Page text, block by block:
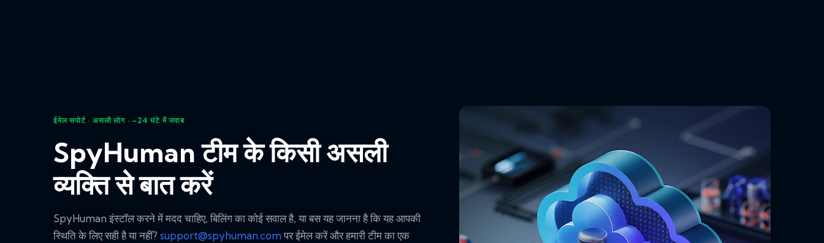
ईमेल सपोर्ट · असली लोग · ~24 घंटे में जवाब
SpyHuman टीम के किसी असली
व्यक्ति से बात करें
SpyHuman इंस्टॉल करने में मदद चाहिए, बिलिंग का कोई सवाल है, या बस यह जानना है कि यह आपकी
स्थिति के लिए सही है या नहीं? support@spyhuman.com पर ईमेल करें और हमारी टीम का एक